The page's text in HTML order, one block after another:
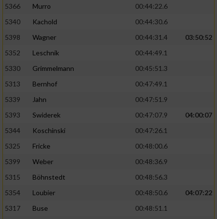
5366
Murro
00:44:22.6
5340
Kachold
00:44:30.6
5398
Wagner 00:44:31.4
03:50:52
5352
Leschnik
00:44:49.1
5330
Grimmelmann
00:45:51.3
5313
Bernhof
00:47:49.1
5339
Jahn
00:47:51.9
5393
Swiderek 00:47:07.9
04:00:07
5344
Koschinski
00:47:26.1
5325
Fricke
00:48:00.6
5399
Weber
00:48:36.9
5315
Böhnstedt
00:48:56.3
5354
Loubier 00:48:50.6
04:07:22
5317
Buse
00:48:51.1